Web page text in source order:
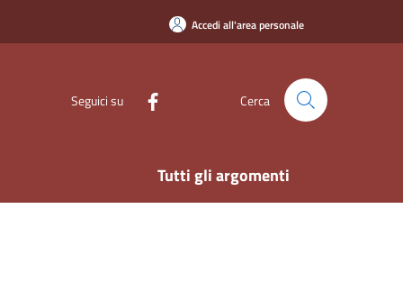
Accedi all'area personale
Seguici su Cerca
Tutti gli argomenti